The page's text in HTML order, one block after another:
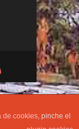
de cookies, pinche el